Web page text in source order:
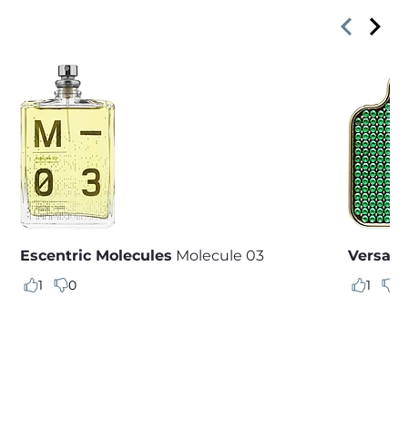
Escentric Molecules Molecule 03
1 0
Versace
1